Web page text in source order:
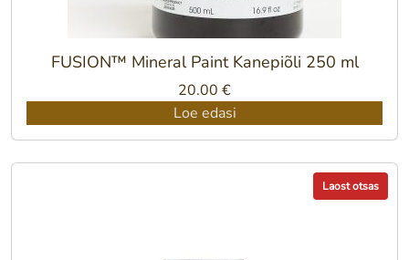
FUSION™ Mineral Paint Kanepiõli 250 ml
20.00 €
Loe edasi
Laost otsas